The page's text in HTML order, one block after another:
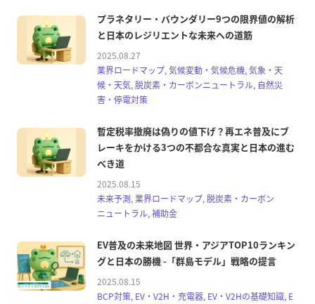
プラネタリー・バウンダリー9つの限界値の解析
と日本のレジリエントな未来への道筋
2025.08.27
業界ロードマップ, 気候変動・気候危機, 気象・天
候・天気, 脱炭素・カーボンニュートラル, 自然災
害・停電対策
暫定税率撤廃は偽りの値下げ？再エネ普及にブ
レーキをかける3つの不都合な真実と日本の進む
べき道
2025.08.15
未来予測, 業界ロードマップ, 脱炭素・カーボン
ニュートラル, 補助金
EV普及の未来地図 世界・アジアTOP10ランキン
グと日本の勝機 -「群島モデル」戦略の提言
2025.08.15
BCP対策, EV・V2H・充電器, EV・V2Hの基礎知識, E